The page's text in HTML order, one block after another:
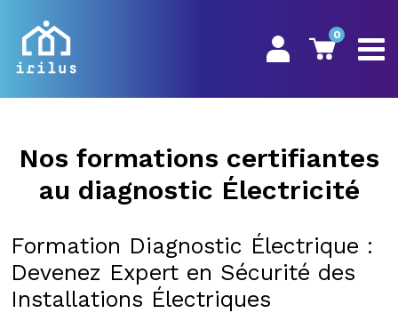
0
Nos formations certifiantes
au diagnostic Électricité
Formation Diagnostic Électrique :
Devenez Expert en Sécurité des
Installations Électriques